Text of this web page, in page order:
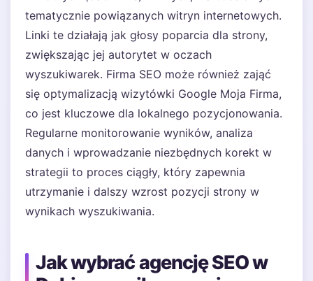
tematycznie powiązanych witryn internetowych.
Linki te działają jak głosy poparcia dla strony,
zwiększając jej autorytet w oczach
wyszukiwarek. Firma SEO może również zająć
się optymalizacją wizytówki Google Moja Firma,
co jest kluczowe dla lokalnego pozycjonowania.
Regularne monitorowanie wyników, analiza
danych i wprowadzanie niezbędnych korekt w
strategii to proces ciągły, który zapewnia
utrzymanie i dalszy wzrost pozycji strony w
wynikach wyszukiwania.
Jak wybrać agencję SEO w